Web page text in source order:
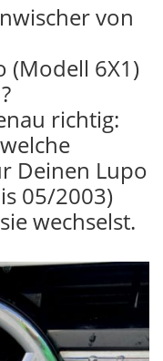
von
(Modell 6X1)
richtig:
Deinen Lupo
05/2003)
wechselst.